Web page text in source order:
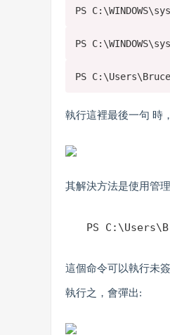
PS
PS
PS
執行這裡最後一句 時
其解決方法是使用管
PS
這個命令可以執行未
執行之，會彈出: